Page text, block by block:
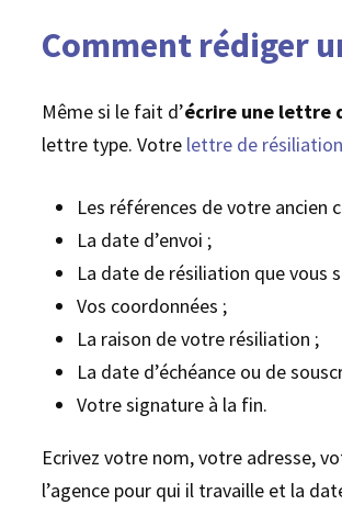
Comment rédiger
Même si le fait d’écrire une lettre
lettre type. Votre lettre de
Les références de votre ancien
La date d’envoi ;
La date de résiliation que vous
Vos coordonnées ;
La raison de votre résiliation ;
La date d’échéance ou de
Votre signature à la fin.
Ecrivez votre nom, votre adresse,
l’agence pour qui il travaille et la